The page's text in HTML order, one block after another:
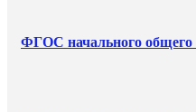
ФГОС начального общего